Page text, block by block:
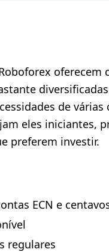
oferecem
de várias
eles iniciantes,
preferem investir.
ECN e
regulares